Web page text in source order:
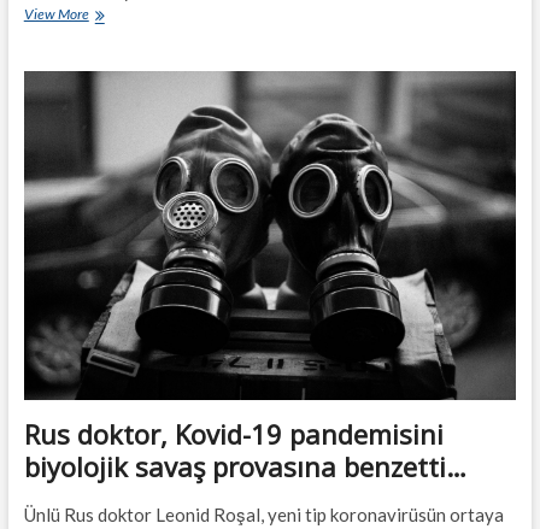
View MoreDSÖ’den
silah’
hiçbir
zaman
olmayabilir…
Rus doktor, Kovid-19 pandemisini
biyolojik savaş provasına benzetti…
Ünlü Rus doktor Leonid Roşal, yeni tip koronavirüsün ortaya